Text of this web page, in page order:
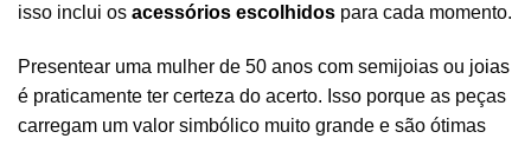
isso inclui os acessórios escolhidos para cada momento.
Presentear uma mulher de 50 anos com semijoias ou joias
é praticamente ter certeza do acerto. Isso porque as peças
carregam um valor simbólico muito grande e são ótimas